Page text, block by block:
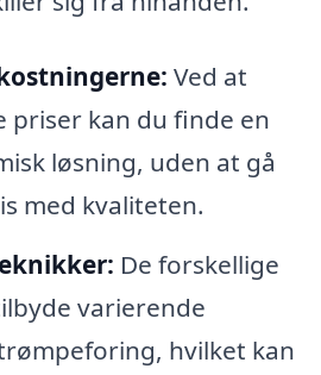
Ved at
priser kan du finde en
løsning, uden at gå
med kvaliteten.
De forskellige
varierende
hvilket kan